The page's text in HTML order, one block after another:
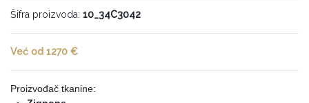
Šifra proizvoda: 10_34C3042
Već od 1270 €
Proizvođač tkanine: